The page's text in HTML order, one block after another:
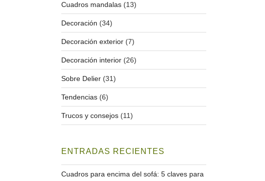
Cuadros mandalas (13)
Decoración (34)
Decoración exterior (7)
Decoración interior (26)
Sobre Delier (31)
Tendencias (6)
Trucos y consejos (11)
ENTRADAS RECIENTES
Cuadros para encima del sofá: 5 claves para